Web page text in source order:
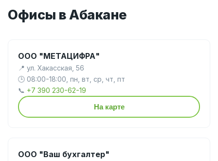
Офисы в Абакане
ООО "МЕТАЦИФРА"
📍 ул. Хакасская, 56
🕒 08:00-18:00, пн, вт, ср, чт, пт
📞 +7 390 230-62-19
На карте
ООО "Ваш бухгалтер"